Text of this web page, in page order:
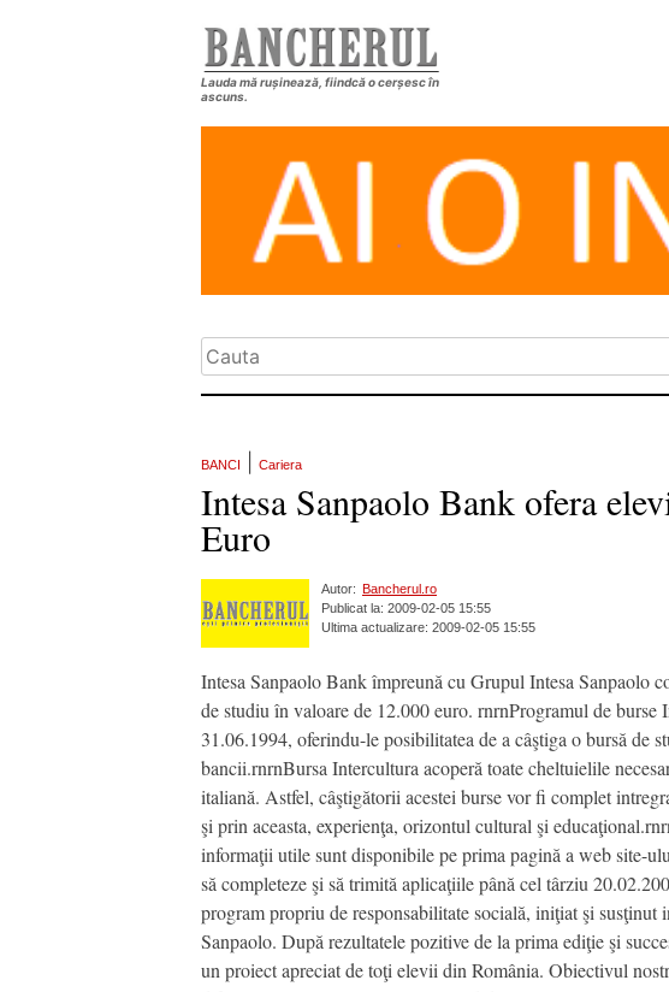
Lauda mă rușinează, fiindcă o cerșesc în
ascuns.
BANCI Cariera
Intesa Sanpaolo Bank ofera
Euro
Autor:
Bancherul.ro
Publicat la: 2009-02-05 15:55
Ultima actualizare: 2009-02-05 15:55
Intesa Sanpaolo Bank împreună cu Grupul Intesa Sanpaolo
de studiu în valoare de 12.000 euro. rnrnProgramul de burse
31.06.1994, oferindu-le posibilitatea de a câştiga o bursă de
bancii.rnrnBursa Intercultura acoperă toate cheltuielile
italiană. Astfel, câştigătorii acestei burse vor fi complet
şi prin aceasta, experienţa, orizontul cultural şi
informaţii utile sunt disponibile pe prima pagină a web site-
să completeze şi să trimită aplicaţiile până cel târziu
program propriu de responsabilitate socială, iniţiat şi susţinut
Sanpaolo. După rezultatele pozitive de la prima ediţie şi
un proiect apreciat de toţi elevii din România. Obiectivul